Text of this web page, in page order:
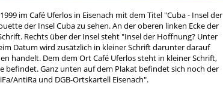
im Café Uferlos in Eisenach mit dem Titel "Cuba - Insel der
der Insel Cuba zu sehen. An der oberen linken Ecke der
Rechts über der Insel steht "Insel der Hoffnung? Unter
Datum wird zusätzlich in kleiner Schrift darunter darauf
handelt. Dem dem Ort Café Uferlos steht in kleiner Schrift,
befindet. Ganz unten auf dem Plakat befindet sich noch der
AntiRa und DGB-Ortskartell Eisenach".